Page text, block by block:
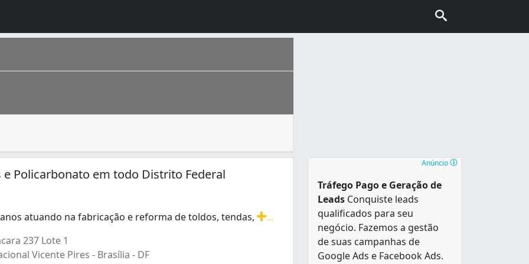
todas as idades e de muitas gerações. É uma mistura de sotaques do Nordeste, Sudeste, Norte e Sul do
e Policarbonato em todo Distrito Federal
atuando na fabricação e reforma de toldos, tendas,
anos atuando na fabricação e reforma de toldos, tendas, cortinas retráteis! Realizamos instalações em coberturas,
237 Lote 1
Vicente Pires - Brasília - DF
Anúncio
Tráfego Pago e Geração de
Leads Conquiste leads
qualificados para seu
negócio. Fazemos a gestão
de suas campanhas de
Google Ads e Facebook Ads.